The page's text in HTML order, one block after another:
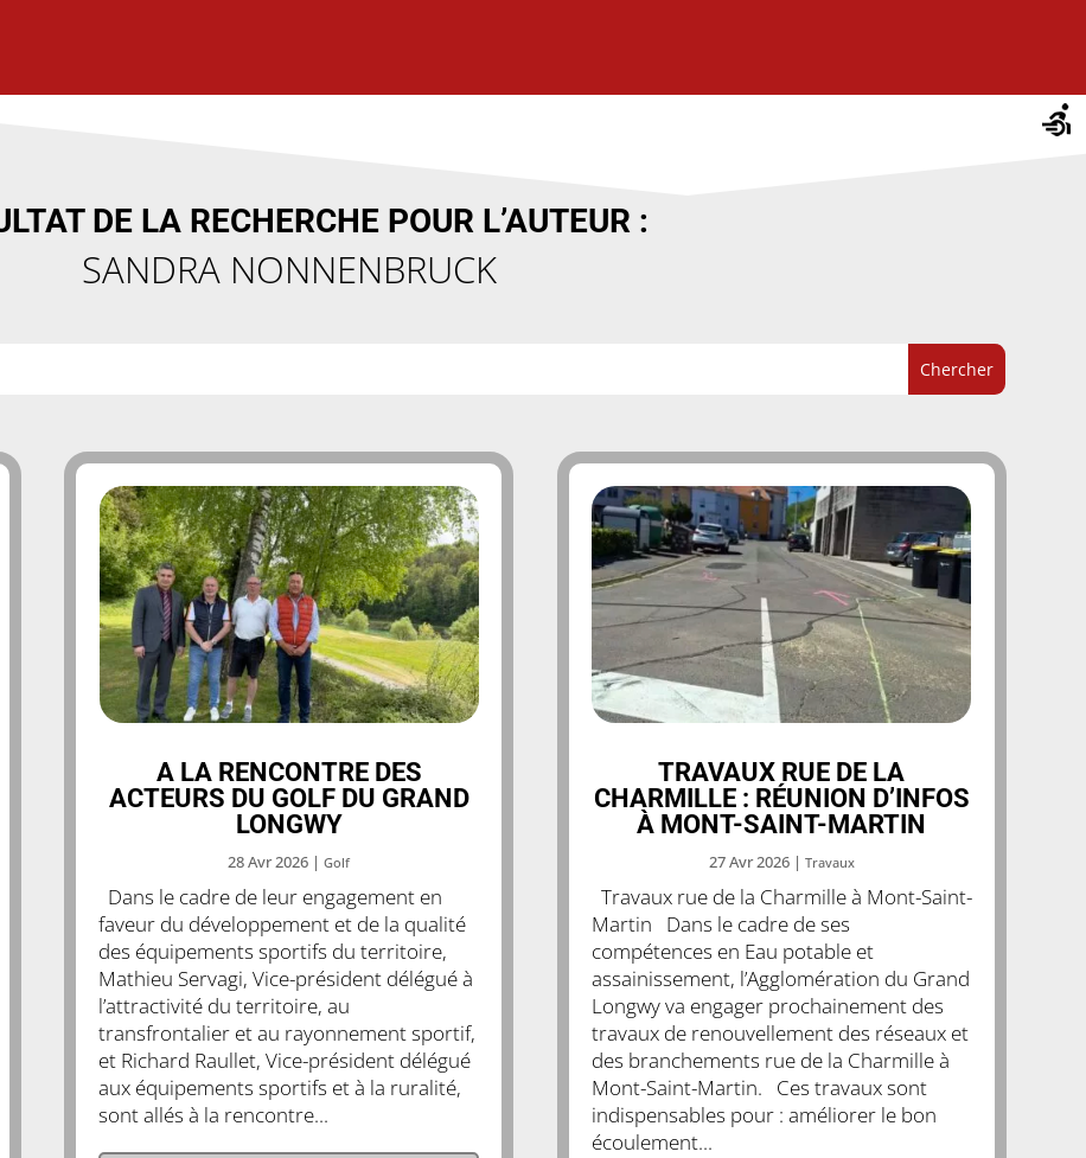
DE LA RECHERCHE POUR L’AUTEUR :
SANDRA NONNENBRUCK
A LA RENCONTRE DES
ACTEURS DU GOLF DU GRAND
LONGWY
28 Avr 2026 |Golf
Dans le cadre de leur engagement en
faveur du développement et de la qualité
des équipements sportifs du territoire,
Mathieu Servagi, Vice-président délégué à
l’attractivité du territoire, au
transfrontalier et au rayonnement sportif,
et Richard Raullet, Vice-président délégué
aux équipements sportifs et à la ruralité,
sont allés à la rencontre...
TRAVAUX RUE DE LA
CHARMILLE : RÉUNION D’INFOS
À MONT-SAINT-MARTIN
27 Avr 2026| Travaux
Travaux rue de la Charmille à Mont-Saint-
Martin Dans le cadre de ses
compétences en Eau potable et
assainissement, l’Agglomération du Grand
Longwy va engager prochainement des
travaux de renouvellement des réseaux et
des branchements rue de la Charmille à
Mont-Saint-Martin. Ces travaux sont
indispensables pour : améliorer le bon
écoulement...